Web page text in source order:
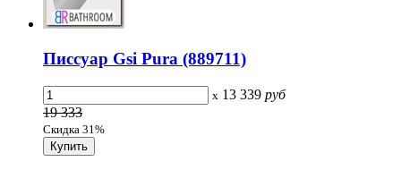
Писсуар Gsi Pura (889711)
x 13 339 руб
19 333
Скидка 31%